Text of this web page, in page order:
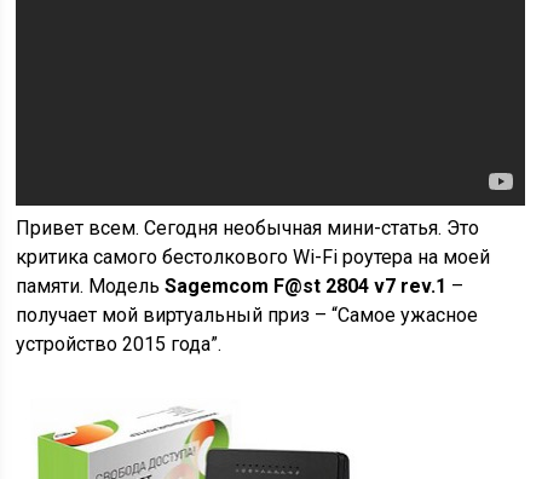
Привет всем. Сегодня необычная мини-статья. Это
критика самого бестолкового Wi-Fi роутера на моей
памяти. МодельSagemcom F@st 2804 v7 rev.1 –
получает мой виртуальный приз – “Самое ужасное
устройство 2015 года”.